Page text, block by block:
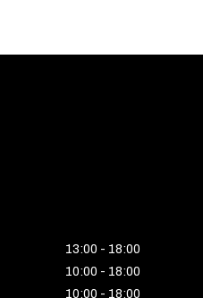
13:00 - 18:00
10:00 - 18:00
10:00 - 18:00